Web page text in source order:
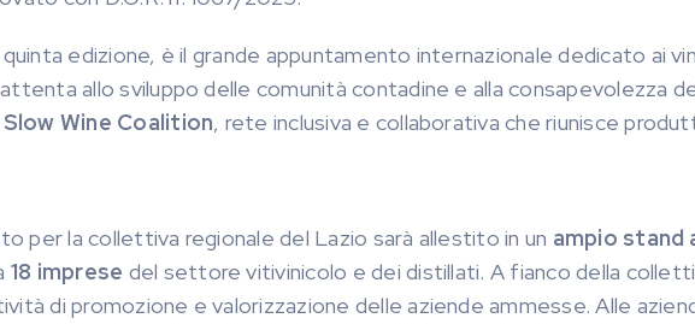
quinta edizione, è il grande appuntamento internazionale dedicato
allo sviluppo delle comunità contadine e alla consapevolezza
Slow Wine Coalition, rete inclusiva e collaborativa che riunisce
per la collettiva regionale del Lazio sarà allestito in un ampio stand
18 imprese del settore vitivinicolo e dei distillati. A fianco della
di promozione e valorizzazione delle aziende ammesse. Alle